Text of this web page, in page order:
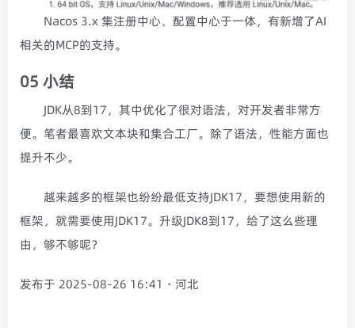
Nacos 3.x 集注册中心、配置中心于一体，有新增了AI
相关的MCP的支持。
05 小结
JDK从8到17，其中优化了很对语法，对开发者非常方
便。笔者最喜欢文本块和集合工厂。除了语法，性能方面也
提升不少。
越来越多的框架也纷纷最低支持JDK17，要想使用新的
框架，就需要使用JDK17。升级JDK8到17，给了这么些理
由，够不够呢？
发布于 2025-08-26 16:41・河北